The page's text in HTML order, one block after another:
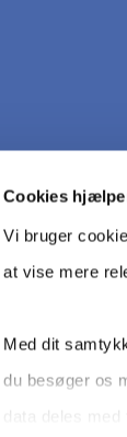
Cookies
Vi bruger
at vise mere
Med dit
du besøger os